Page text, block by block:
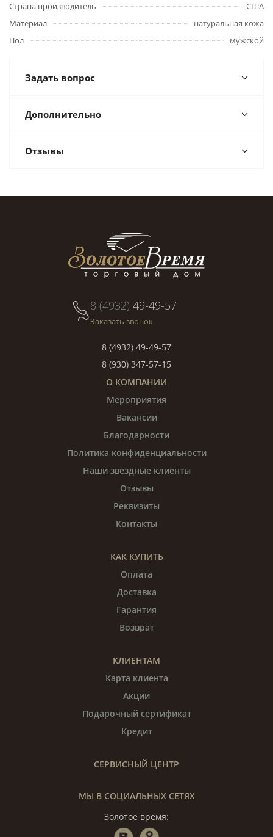
Страна производитель
США
Материал
натуральная кожа
Пол
мужской
Задать вопрос
Дополнительно
Отзывы
8 (4932) 49-49-57
Заказать звонок
8 (4932) 49-49-57
8 (930) 347-57-15
О КОМПАНИИ
Мероприятия
Вакансии
Благодарности
Политика конфиденциальности
Наши звездные клиенты
Отзывы
Реквизиты
Контакты
КАК КУПИТЬ
Оплата
Доставка
Гарантия
Возврат
КЛИЕНТАМ
Карта клиента
Акции
Подарочный сертификат
Кредит
СЕРВИСНЫЙ ЦЕНТР
МЫ В СОЦИАЛЬНЫХ СЕТЯХ
Золотое время: